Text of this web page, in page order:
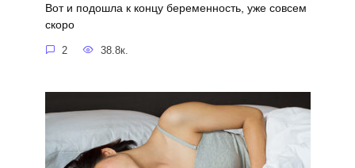
Вот и подошла к концу беременность, уже совсем
скоро
2 38.8к.